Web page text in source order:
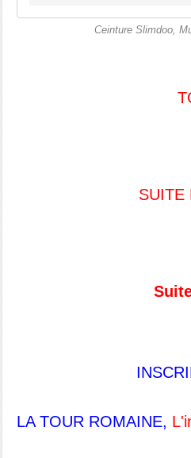
Ceinture Slimdoo,
SUITE
LA TOUR ROMAINE,